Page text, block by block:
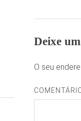
Deixe
O seu